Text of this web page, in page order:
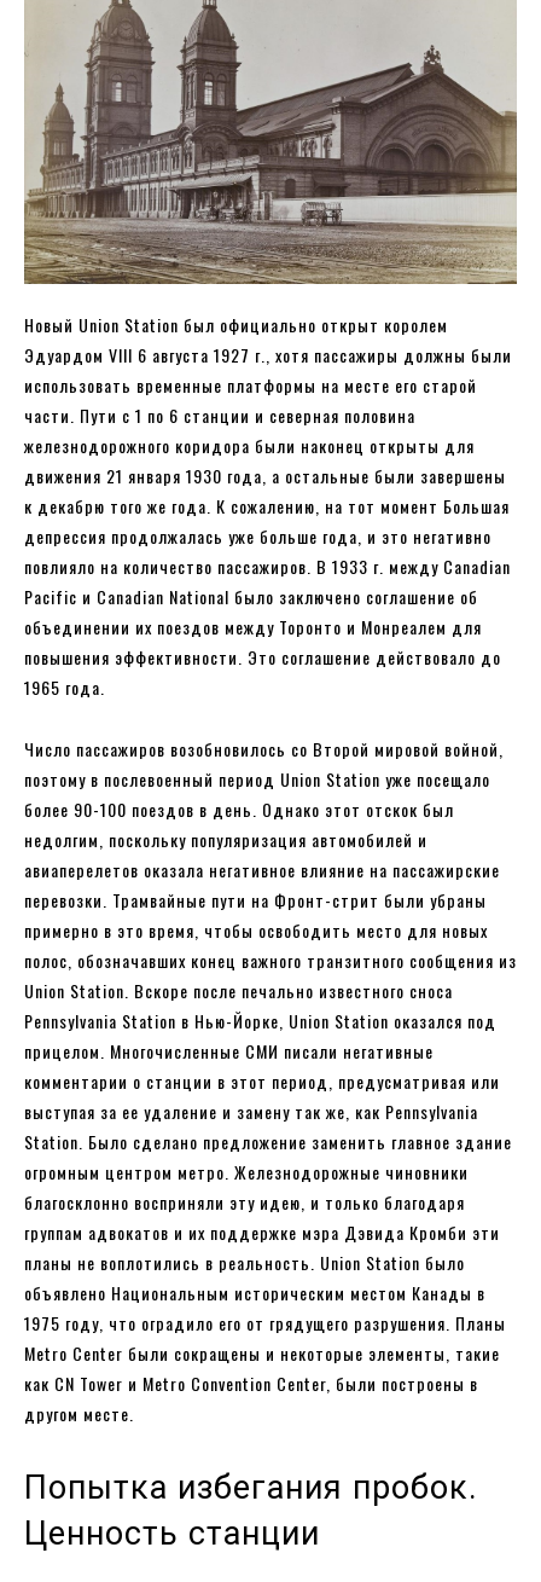
Новый Union Station был официально открыт королем
Эдуардом VIII 6 августа 1927 г., хотя пассажиры должны были
использовать временные платформы на месте его старой
части. Пути с 1 по 6 станции и северная половина
железнодорожного коридора были наконец открыты для
движения 21 января 1930 года, а остальные были завершены
к декабрю того же года. К сожалению, на тот момент Большая
депрессия продолжалась уже больше года, и это негативно
повлияло на количество пассажиров. В 1933 г. между Canadian
Pacific и Canadian National было заключено соглашение об
объединении их поездов между Торонто и Монреалем для
повышения эффективности. Это соглашение действовало до
1965 года.
Число пассажиров возобновилось со Второй мировой войной,
поэтому в послевоенный период Union Station уже посещало
более 90-100 поездов в день. Однако этот отскок был
недолгим, поскольку популяризация автомобилей и
авиаперелетов оказала негативное влияние на пассажирские
перевозки. Трамвайные пути на Фронт-стрит были убраны
примерно в это время, чтобы освободить место для новых
полос, обозначавших конец важного транзитного сообщения из
Union Station. Вскоре после печально известного сноса
Pennsylvania Station в Нью-Йорке, Union Station оказался под
прицелом. Многочисленные СМИ писали негативные
комментарии о станции в этот период, предусматривая или
выступая за ее удаление и замену так же, как Pennsylvania
Station. Было сделано предложение заменить главное здание
огромным центром метро. Железнодорожные чиновники
благосклонно восприняли эту идею, и только благодаря
группам адвокатов и их поддержке мэра Дэвида Кромби эти
планы не воплотились в реальность. Union Station было
объявлено Национальным историческим местом Канады в
1975 году, что оградило его от грядущего разрушения. Планы
Metro Center были сокращены и некоторые элементы, такие
как CN Tower и Metro Convention Center, были построены в
другом месте.
Попытка избегания пробок.
Ценность станции